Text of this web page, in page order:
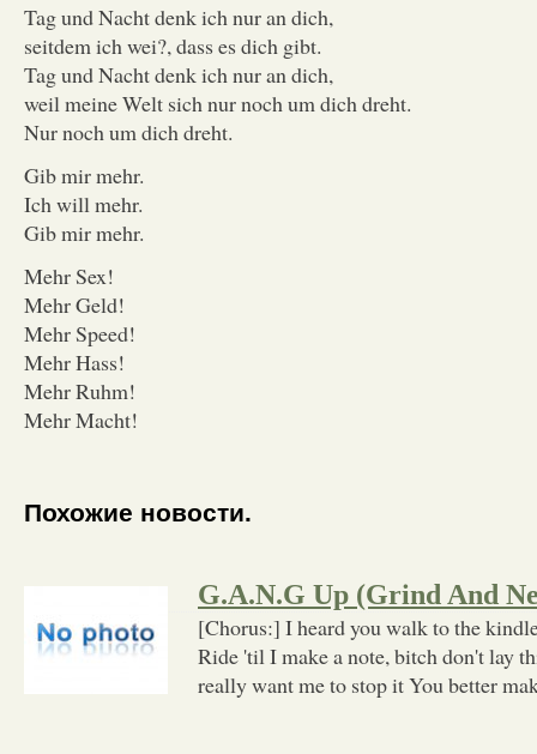
Tag und Nacht denk ich nur an dich,
seitdem ich wei?, dass es dich gibt.
Tag und Nacht denk ich nur an dich,
weil meine Welt sich nur noch um dich dreht.
Nur noch um dich dreht.
Gib mir mehr.
Ich will mehr.
Gib mir mehr.
Mehr Sex!
Mehr Geld!
Mehr Speed!
Mehr Hass!
Mehr Ruhm!
Mehr Macht!
Похожие новости.
G.A.N.G Up (Grind And
[Chorus:] I heard you walk to the
Ride 'til I make a note, bitch don't lay
really want me to stop it You better